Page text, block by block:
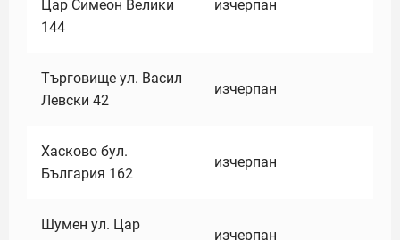
Цар Симеон Велики
144
изчерпан
Търговище ул. Васил
Левски 42
изчерпан
Хасково бул.
България 162
изчерпан
Шумен ул. Цар
изчерпан